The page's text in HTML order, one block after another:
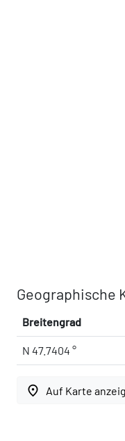
Geographische
Breitengrad
N 47.7404 °
place Auf Karte